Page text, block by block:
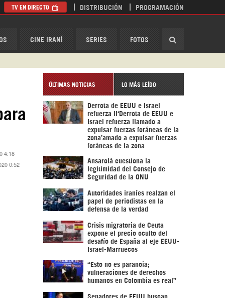
CINE IRANÍ SERIES FOTOS
TV EN DIRECTO DISTRIBUCIÓN PROGRAMACIÓN
4:18
0:52
ÚLTIMAS NOTICIAS LO MÁS LEÍDO
Derrota de EEUU e Israel
refuerza ll‘Derrota de EEUU e
Israel refuerza llamado a
expulsar fuerzas foráneas de la
zona’amado a expulsar fuerzas
foráneas de la zona
Ansarolá cuestiona la
legitimidad del Consejo de
Seguridad de la ONU
Autoridades iraníes realzan el
papel de periodistas en la
defensa de la verdad
Crisis migratoria de Ceuta
expone el precio oculto del
desafío de España al eje EEUU-
Israel-Marruecos
“Esto no es paranoia;
vulneraciones de derechos
humanos en Colombia es real”
Senadores de EEUU buscan